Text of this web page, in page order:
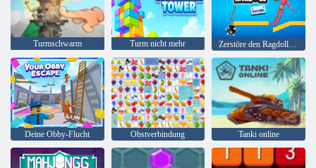
Turmschwarm Turm nicht mehr Zerstöre den Ragdoll-Meister
Deine Obby-Flucht Obstverbindung Tanki online